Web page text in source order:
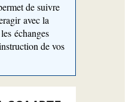
de suivre
avec la
échanges
de vos